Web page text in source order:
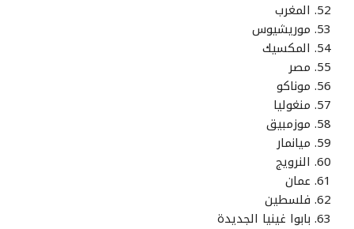
المغرب
موريشيوس
المكسيك
مصر
موناكو
منغوليا
موزمبيق
ميانمار
النرويج
عمان
فلسطين
بابوا غينيا الجديدة